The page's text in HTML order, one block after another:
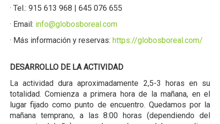
· Tel.: 915 613 968 | 645 076 655
· Email: info@globosboreal.com
· Más información y reservas: https://globosboreal.com/
DESARROLLO DE LA ACTIVIDAD
La actividad dura aproximadamente 2,5-3 horas en su
totalidad. Comienza a primera hora de la mañana, en el
lugar fijado como punto de encuentro. Quedamos por la
mañana temprano, a las 8:00 horas (dependiendo del